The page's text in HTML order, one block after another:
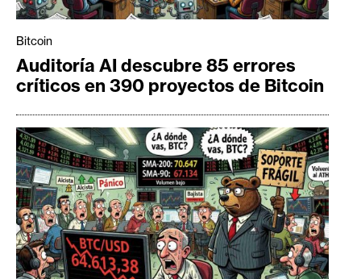
Bitcoin
Auditoría AI descubre 85 errores
críticos en 390 proyectos de Bitcoin